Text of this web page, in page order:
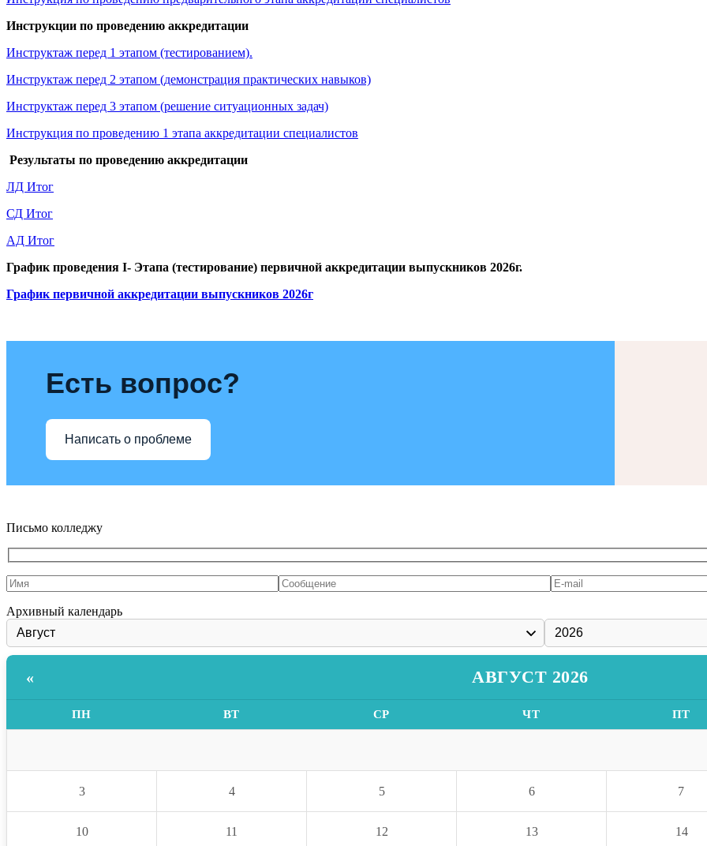
Инструкции по проведению аккредитации
Инструктаж перед 1 этапом (тестированием).
Инструктаж перед 2 этапом (демонстрация практических навыков)
Инструктаж перед 3 этапом (решение ситуационных задач)
Инструкция по проведению 1 этапа аккредитации специалистов
Результаты по проведению аккредитации
ЛД Итог
СД Итог
АД Итог
График проведения I- Этапа (тестирование) первичной аккредитации выпускников 2026г.
График первичной аккредитации выпускников 2026г
Есть вопрос?
Написать о проблеме
Письмо колледжу
Архивный календарь
« АВГУСТ 2026
ПН ВТ СР ЧТ ПТ
3 4 5 6 7
10 11 12 13 14